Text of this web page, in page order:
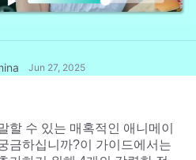
Jun 27, 2025
할 수 있는 매혹적인 애니메이
금하십니까?이 가이드에서는